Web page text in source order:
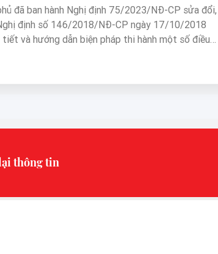
đã ban hành Nghị định 75/2023/NĐ-CP sửa đổi,
định số 146/2018/NĐ-CP ngày 17/10/2018
tiết và hướng dẫn biện pháp thi hành một số điều
là ngành BHXH Việt Nam trong việc quản lý, sử
thông tin